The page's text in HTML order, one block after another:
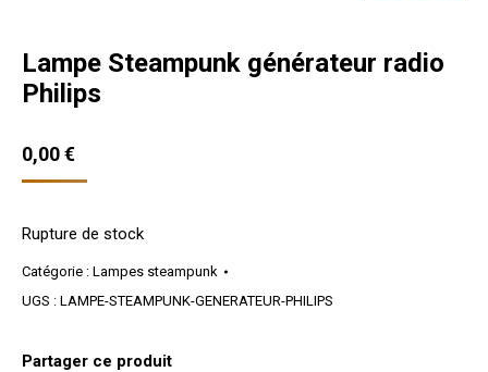
Lampe Steampunk générateur radio
Philips
0,00€
Rupture de stock
Catégorie : Lampes steampunk
UGS : LAMPE-STEAMPUNK-GENERATEUR-PHILIPS
Partager ce produit